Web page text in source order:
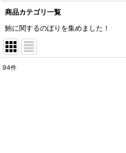
商品カテゴリ一覧
鮪に関するのぼりを集めました！
94件